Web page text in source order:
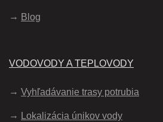
Blog
VODOVODY A TEPLOVODY
Vyhľadávanie trasy potrubia
Lokalizácia únikov vody